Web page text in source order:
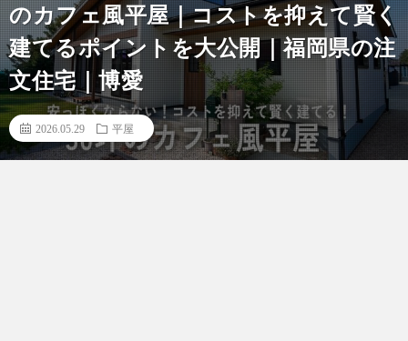
のカフェ風平屋｜コストを抑えて賢く
建てるポイントを大公開｜福岡県の注
文住宅｜博愛
2026.05.29 平屋